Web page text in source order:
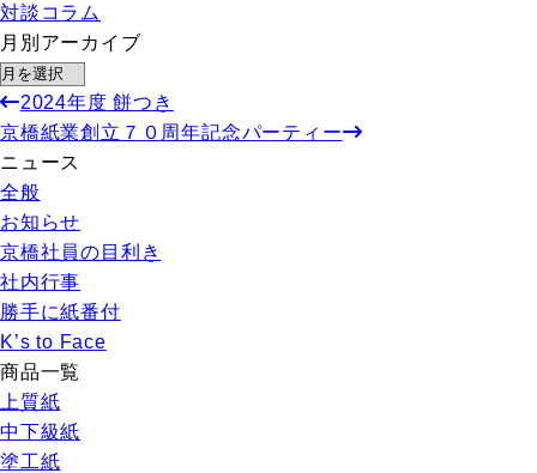
対談コラム
月別アーカイブ
2024年度 餅つき
京橋紙業創立７０周年記念パーティー
ニュース
全般
お知らせ
京橋社員の目利き
社内行事
勝手に紙番付
K’s to Face
商品一覧
上質紙
中下級紙
塗工紙